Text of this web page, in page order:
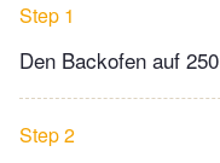
Step 1
Den Backofen auf
Step 2